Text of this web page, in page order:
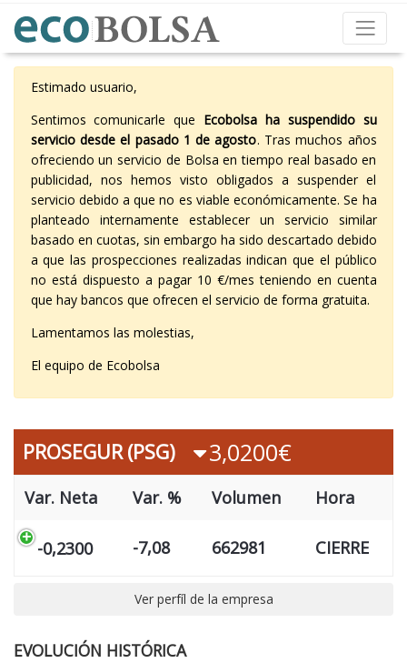
Estimado usuario,
Sentimos comunicarle que Ecobolsa ha suspendido su
servicio desde el pasado 1 de agosto. Tras muchos años
ofreciendo un servicio de Bolsa en tiempo real basado en
publicidad, nos hemos visto obligados a suspender el
servicio debido a que no es viable económicamente. Se ha
planteado internamente establecer un servicio similar
basado en cuotas, sin embargo ha sido descartado debido
a que las prospecciones realizadas indican que el público
no está dispuesto a pagar 10 €/mes teniendo en cuenta
que hay bancos que ofrecen el servicio de forma gratuita.
Lamentamos las molestias,
El equipo de Ecobolsa
PROSEGUR (PSG) 3,0200€
Var. Neta Var. % Volumen Hora
-0,2300 -7,08 662981 CIERRE
Ver perfíl de la empresa
EVOLUCIÓN HISTÓRICA